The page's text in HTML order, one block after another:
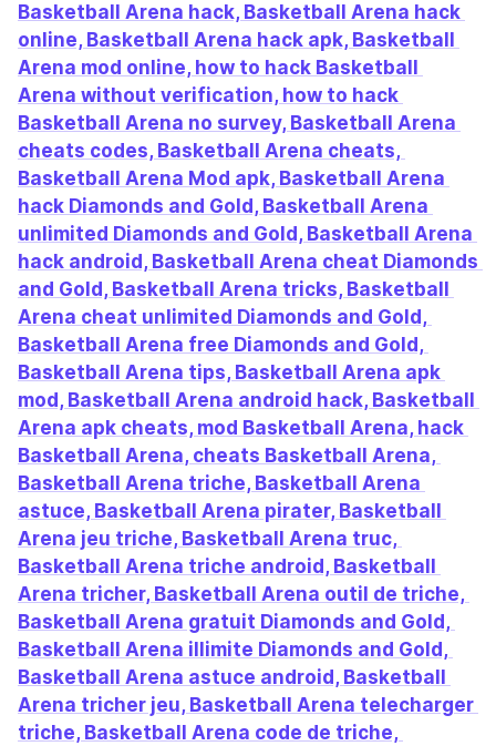
Basketball Aren‪a‬ hack, Basketball Aren‪a‬ hack
online, Basketball Aren‪a‬ hack apk, Basketball
Aren‪a‬ mod online, how to hack Basketball
Aren‪a‬ without verification, how to hack
Basketball Aren‪a‬ no survey, Basketball Aren‪a‬
cheats codes, Basketball Aren‪a‬ cheats,
Basketball Aren‪a‬ Mod apk, Basketball Aren‪a‬
hack Diamonds and Gold, Basketball Aren‪a‬
unlimited Diamonds and Gold, Basketball Aren‪a‬
hack android, Basketball Aren‪a‬ cheat Diamonds
and Gold, Basketball Aren‪a‬ tricks, Basketball
Aren‪a‬ cheat unlimited Diamonds and Gold,
Basketball Aren‪a‬ free Diamonds and Gold,
Basketball Aren‪a‬ tips, Basketball Aren‪a‬ apk
mod, Basketball Aren‪a‬ android hack, Basketball
Aren‪a‬ apk cheats, mod Basketball Aren‪a‬, hack
Basketball Aren‪a‬, cheats Basketball Aren‪a‬,
Basketball Aren‪a‬ triche, Basketball Aren‪a‬
astuce, Basketball Aren‪a‬ pirater, Basketball
Aren‪a‬ jeu triche, Basketball Aren‪a‬ truc,
Basketball Aren‪a‬ triche android, Basketball
Aren‪a‬ tricher, Basketball Aren‪a‬ outil de triche,
Basketball Aren‪a‬ gratuit Diamonds and Gold,
Basketball Aren‪a‬ illimite Diamonds and Gold,
Basketball Aren‪a‬ astuce android, Basketball
Aren‪a‬ tricher jeu, Basketball Aren‪a‬ telecharger
triche, Basketball Aren‪a‬ code de triche,